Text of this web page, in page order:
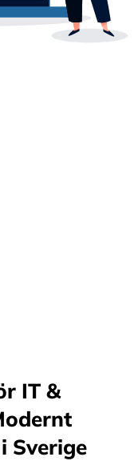
IT &
Sverige